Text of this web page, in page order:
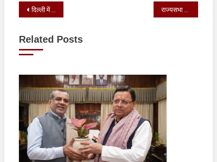
Post
दिल्ली में खिलेगा कमल
Related Posts